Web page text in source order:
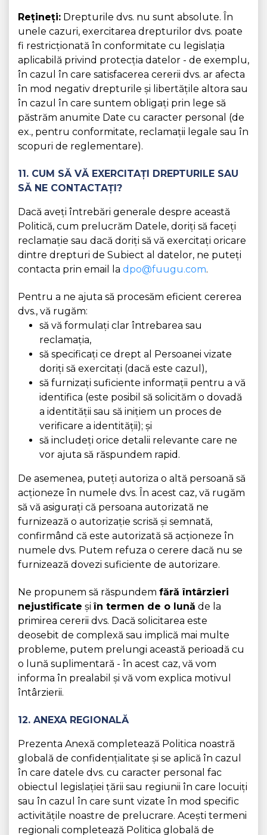
Rețineți: Drepturile dvs. nu sunt absolute. În
unele cazuri, exercitarea drepturilor dvs. poate
fi restricționată în conformitate cu legislația
aplicabilă privind protecția datelor - de exemplu,
în cazul în care satisfacerea cererii dvs. ar afecta
în mod negativ drepturile și libertățile altora sau
în cazul în care suntem obligați prin lege să
păstrăm anumite Date cu caracter personal (de
ex., pentru conformitate, reclamații legale sau în
scopuri de reglementare).
11. CUM SĂ VĂ EXERCITAȚI DREPTURILE SAU
SĂ NE CONTACTAȚI?
Dacă aveți întrebări generale despre această
Politică, cum prelucrăm Datele, doriți să faceți
reclamație sau dacă doriți să vă exercitați oricare
dintre drepturi de Subiect al datelor, ne puteți
contacta prin email la dpo@fuugu.com.
Pentru a ne ajuta să procesăm eficient cererea
dvs., vă rugăm:
să vă formulați clar întrebarea sau
reclamația,
să specificați ce drept al Persoanei vizate
doriți să exercitați (dacă este cazul),
să furnizați suficiente informații pentru a vă
identifica (este posibil să solicităm o dovadă
a identității sau să inițiem un proces de
verificare a identității); și
să includeți orice detalii relevante care ne
vor ajuta să răspundem rapid.
De asemenea, puteți autoriza o altă persoană să
acționeze în numele dvs. În acest caz, vă rugăm
să vă asigurați că persoana autorizată ne
furnizează o autorizație scrisă și semnată,
confirmând că este autorizată să acționeze în
numele dvs. Putem refuza o cerere dacă nu se
furnizează dovezi suficiente de autorizare.
Ne propunem să răspundem fără întârzieri
nejustificate șiîn termen de o lună de la
primirea cererii dvs. Dacă solicitarea este
deosebit de complexă sau implică mai multe
probleme, putem prelungi această perioadă cu
o lună suplimentară - în acest caz, vă vom
informa în prealabil și vă vom explica motivul
întârzierii.
12. ANEXA REGIONALĂ
Prezenta Anexă completează Politica noastră
globală de confidențialitate și se aplică în cazul
în care datele dvs. cu caracter personal fac
obiectul legislației țării sau regiunii în care locuiți
sau în cazul în care sunt vizate în mod specific
activitățile noastre de prelucrare. Acești termeni
regionali completează Politica globală de